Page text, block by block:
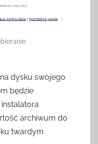
dysku swojego
będzie
archiwum do
twardym